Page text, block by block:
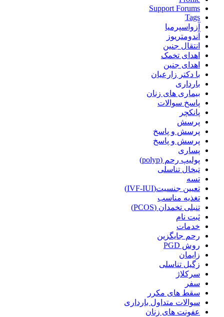
Support Forums
Tags
آزواسپرمیا
آندومتریوز
انتقال جنین
اهدای تخمک
اهدای جنین
با دکتر زارعیان
بارداری
بیماری های زنان
پاسخ سوالات
پانکچر
پرسش
پرسش و پاسخ
پرسش و پاسخ
پساری
پولیپ رحم (polyp)
تبخال تناسلی
تسه
تعیین جنسیت(IVF-IUI)
تغذیه مناسب
تنبلی تخمدان (PCOS)
ثبت نام
خدمات
رحم جایگزین
روش PGD
زایمان
زگیل تناسلی
سرکلاژ
سفر
سقط های مکرر
سوالات متداول بارداری
عفونت های زنان